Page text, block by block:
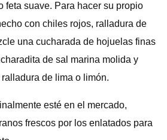
feta suave. Para hacer su propio
con chiles rojos, ralladura de
una cucharada de hojuelas finas
de sal marina molida y
de lima o limón.
esté en el mercado,
frescos por los enlatados para